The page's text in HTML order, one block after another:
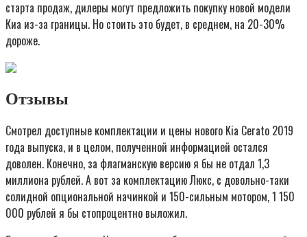
старта продаж, дилеры могут предложить покупку новой модели
Киа из-за границы. Но стоить это будет, в среднем, на 20-30%
дороже.
Отзывы
Смотрел доступные комплектации и цены нового Kia Cerato 2019
года выпуска, и в целом, полученной информацией остался
доволен. Конечно, за флагманскую версию я бы не отдал 1,3
миллиона рублей. А вот за комплектацию Люкс, с довольно-таки
солидной опциональной начинкой и 150-сильным мотором, 1 150
000 рублей я бы стопроцентно выложил.